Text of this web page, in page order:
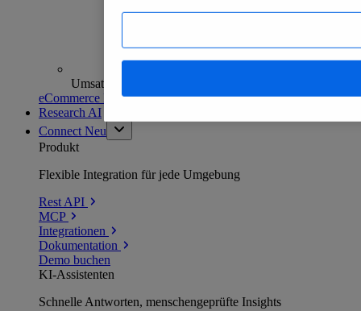
Umsatzanalysen und -prognosen
eCommerce Insights entdecken
Research AI
Connect Neu
Produkt
Flexible Integration für jede Umgebung
Rest API
MCP
Integrationen
Dokumentation
Demo buchen
KI-Assistenten
Schnelle Antworten, menschengeprüfte Insights